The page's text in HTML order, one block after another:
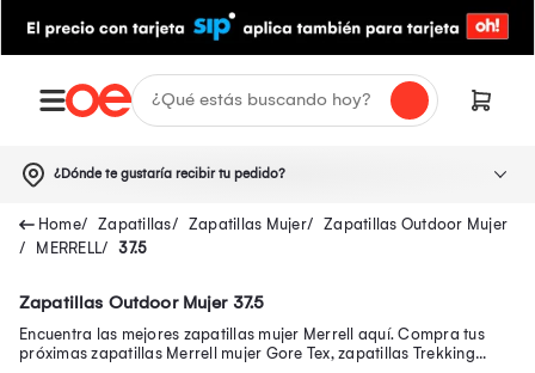
¿Dónde te gustaría recibir tu pedido?
Zapatillas Zapatillas Mujer
Zapatillas Outdoor Mujer
MERRELL
37.5
Zapatillas Outdoor Mujer 37.5
Encuentra las mejores zapatillas mujer Merrell aquí. Compra tus
próximas zapatillas Merrell mujer Gore Tex, zapatillas Trekking